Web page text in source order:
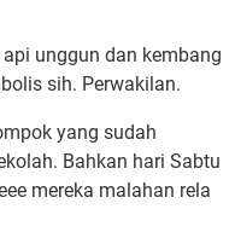
unggun dan kembang
sih. Perwakilan.
yang sudah
Bahkan hari Sabtu
mereka malahan rela